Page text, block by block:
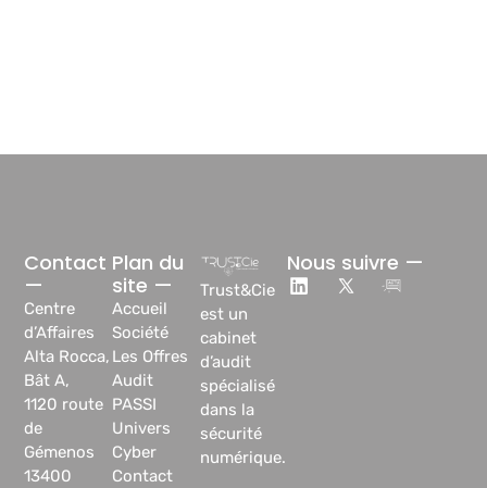
Trust&Cie
est un
cabinet
d’audit
spécialisé
dans la
sécurité
numérique.
Plan du
site —
Accueil
Société
Les Offres
Audit
PASSI
Univers
Cyber
Contact
Contact
—
Centre
d’Affaires
Alta Rocca,
Bât A,
1120 route
de
Gémenos
13400
Nous suivre —